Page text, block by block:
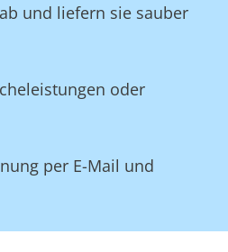
und liefern sie sauber
oder
per E-Mail und